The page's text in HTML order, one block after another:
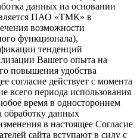
данных на основании
ПАО «ТМК» в
возможности
функционала),
тенденций
Вашего опыта на
повышения удобства
согласие действует с момента
всего периода использования
время в одностороннем
обработку данных
в настоящее Согласие
сайта вступают в силу с